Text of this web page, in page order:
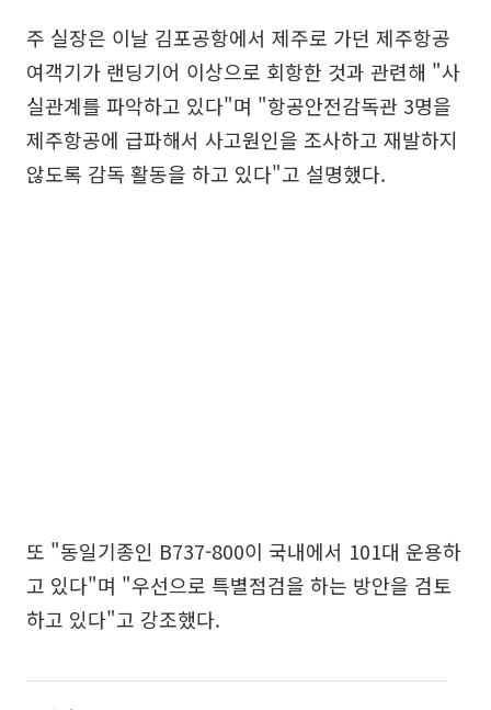
주 실장은 이날 김포공항에서 제주로 가던 제주항공
여객기가 랜딩기어 이상으로 회항한 것과 관련해 "사
실관계를 파악하고 있다"며 "항공안전감독관 3명을
제주항공에 급파해서 사고원인을 조사하고 재발하지
않도록 감독 활동을 하고 있다"고 설명했다.
또 "동일기종인 B737-800이 국내에서 101대 운용하
고 있다"며 "우선으로 특별점검을 하는 방안을 검토
하고 있다"고 강조했다.